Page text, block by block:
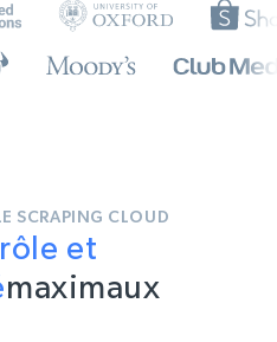
SCRAPING CLOUD
et
maximaux